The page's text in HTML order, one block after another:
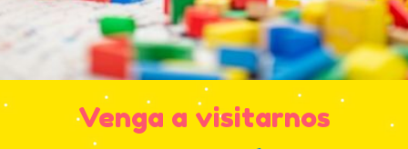
Venga a visitarnos